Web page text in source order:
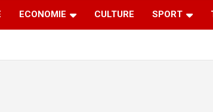
ECONOMIE CULTURE SPORT